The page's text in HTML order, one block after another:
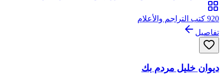
920 كتب التراجم والأعلام
تفاصيل
ديوان خليل مردم بك